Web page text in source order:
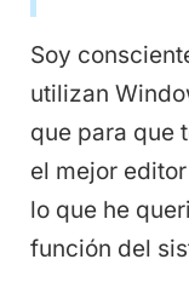
Soy
utilizan
que para que
el mejor
lo que he
función del